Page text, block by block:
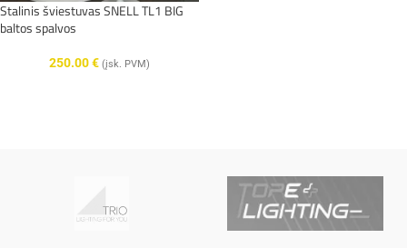
Stalinis šviestuvas SNELL TL1 BIG
baltos spalvos
250.00€ (įsk. PVM)